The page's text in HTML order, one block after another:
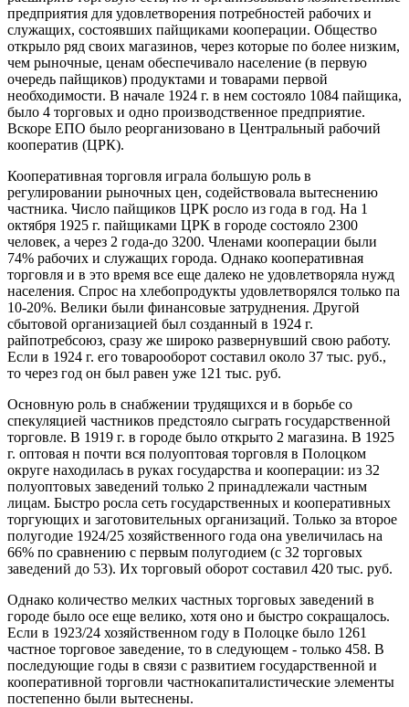
предприятия для удовлетворения потребностей рабочих и
служащих, состоявших пайщиками кооперации. Общество
открыло ряд своих магазинов, через которые по более низким,
чем рыночные, ценам обеспечивало население (в первую
очередь пайщиков) продуктами и товарами первой
необходимости. В начале 1924 г. в нем состояло 1084 пайщика,
было 4 торговых и одно производственное предприятие.
Вскоре ЕПО было реорганизовано в Центральный рабочий
кооператив (ЦРК).
Кооперативная торговля играла большую роль в
регулировании рыночных цен, содействовала вытеснению
частника. Число пайщиков ЦРК росло из года в год. На 1
октября 1925 г. пайщиками ЦРК в городе состояло 2300
человек, а через 2 года-до 3200. Членами кооперации были
74% рабочих и служащих города. Однако кооперативная
торговля и в это время все еще далеко не удовлетворяла нужд
населения. Спрос на хлебопродукты удовлетворялся только па
10-20%. Велики были финансовые затруднения. Другой
сбытовой организацией был созданный в 1924 г.
райпотребсоюз, сразу же широко развернувший свою работу.
Если в 1924 г. его товарооборот составил около 37 тыс. руб.,
то через год он был равен уже 121 тыс. руб.
Основную роль в снабжении трудящихся и в борьбе со
спекуляцией частников предстояло сыграть государственной
торговле. В 1919 г. в городе было открыто 2 магазина. В 1925
г. оптовая н почти вся полуоптовая торговля в Полоцком
округе находилась в руках государства и кооперации: из 32
полуоптовых заведений только 2 принадлежали частным
лицам. Быстро росла сеть государственных и кооперативных
торгующих и заготовительных организаций. Только за второе
полугодие 1924/25 хозяйственного года она увеличилась на
66% по сравнению с первым полугодием (с 32 торговых
заведений до 53). Их торговый оборот составил 420 тыс. руб.
Однако количество мелких частных торговых заведений в
городе было осе еще велико, хотя оно и быстро сокращалось.
Если в 1923/24 хозяйственном году в Полоцке было 1261
частное торговое заведение, то в следующем - только 458. В
последующие годы в связи с развитием государственной и
кооперативной торговли частнокапиталистические элементы
постепенно были вытеснены.